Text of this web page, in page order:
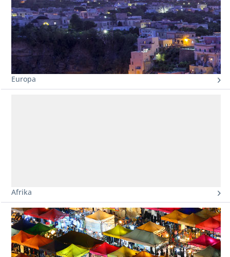
Europa
Afrika